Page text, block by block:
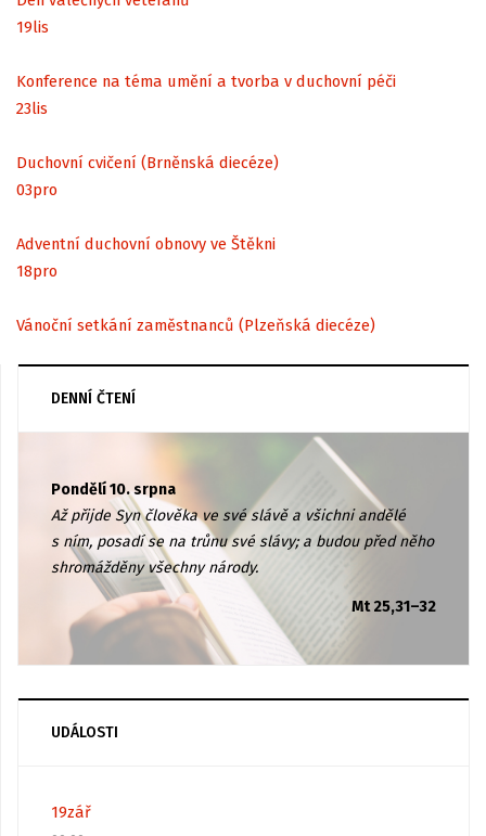
19lis
Konference na téma umění a tvorba v duchovní péči
23lis
Duchovní cvičení (Brněnská diecéze)
03pro
Adventní duchovní obnovy ve Štěkni
18pro
Vánoční setkání zaměstnanců (Plzeňská diecéze)
DENNÍ ČTENÍ
Pondělí 10. srpna
Až přijde Syn člověka ve své slávě a všichni andělé
s ním, posadí se na trůnu své slávy; a budou před něho
shromážděny všechny národy.
Mt 25,31–32
UDÁLOSTI
19zář